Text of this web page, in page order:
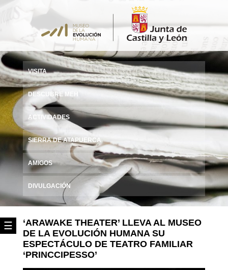
☰
VISITA
DESCUBRE MEH
ACTIVIDADES
SIERRA DE ATAPUERCA
AMIGOS
DIVULGACIÓN
‘ARAWAKE THEATER’ LLEVA AL MUSEO
DE LA EVOLUCIÓN HUMANA SU
ESPECTÁCULO DE TEATRO FAMILIAR
‘PRINCCIPESSO’